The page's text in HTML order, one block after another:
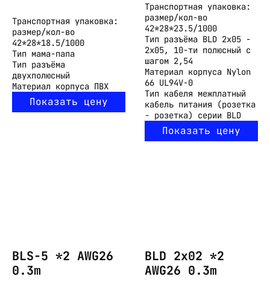
Транспортная упаковка:
размер/кол-во
42*28*18.5/1000
Тип мама-папа
Тип разъёма
двухполюсный
Материал корпуса ПВХ
Показать цену
Транспортная упаковка:
размер/кол-во
42*28*23.5/1000
Тип разъёма BLD 2x05 -
2x05, 10-ти полюсный с
шагом 2,54
Материал корпуса Nylon
66 UL94V-0
Тип кабеля межплатный
кабель питания (розетка
- розетка) серии BLD
Показать цену
BLS-5 *2 AWG26
0.3m
BLD 2x02 *2
AWG26 0.3m